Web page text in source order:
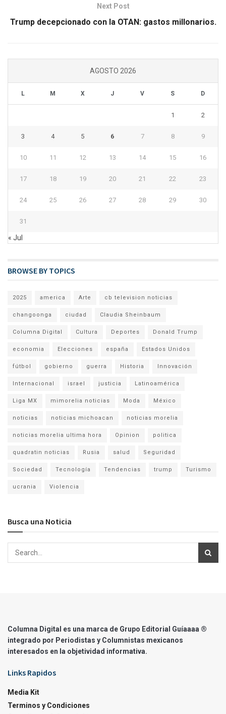
Next Post
Trump decepcionado con la OTAN: gastos millonarios.
AGOSTO 2026
L M X J V S D
1 2
3 4 5 6 7 8 9
10 11 12 13 14 15 16
17 18 19 20 21 22 23
24 25 26 27 28 29 30
31
« Jul
BROWSE BY TOPICS
2025 america Arte cb television noticias
changoonga ciudad Claudia Sheinbaum
Columna Digital Cultura Deportes Donald Trump
economia Elecciones españa Estados Unidos
fútbol gobierno guerra Historia Innovación
Internacional israel justicia Latinoamérica
Liga MX mimorelia noticias Moda México
noticias noticias michoacan noticias morelia
noticias morelia ultima hora Opinion politica
quadratin noticias Rusia salud Seguridad
Sociedad Tecnología Tendencias trump Turismo
ucrania Violencia
Busca una Noticia
Columna Digital es una marca de Grupo Editorial Guíaaaa ®
integrado por Periodistas y Columnistas mexicanos
interesados en la objetividad informativa.
Links Rapidos
Media Kit
Terminos y Condiciones